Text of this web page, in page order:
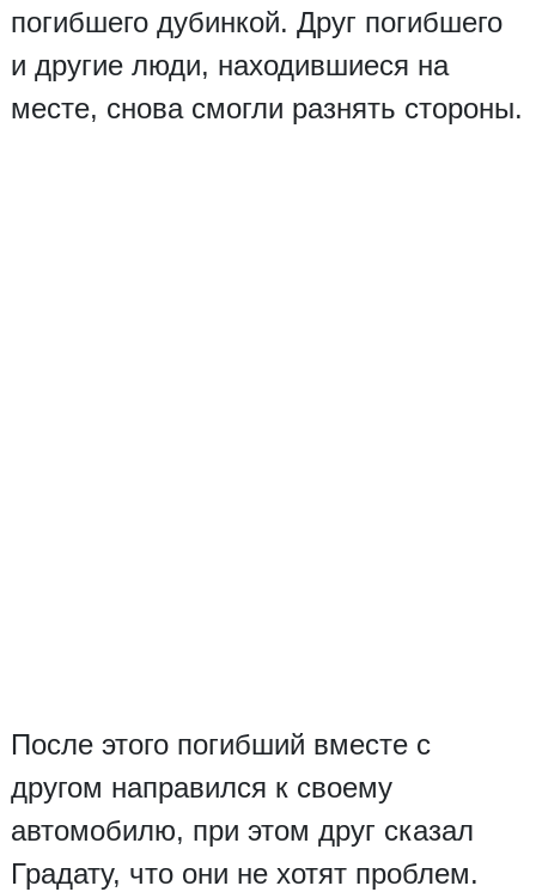
погибшего дубинкой. Друг погибшего
и другие люди, находившиеся на
месте, снова смогли разнять стороны.
После этого погибший вместе с
другом направился к своему
автомобилю, при этом друг сказал
Градату, что они не хотят проблем.